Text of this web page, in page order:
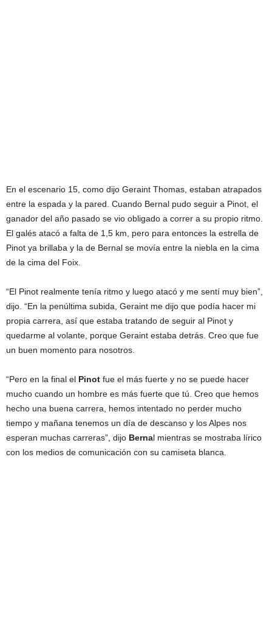
En el escenario 15, como dijo Geraint Thomas, estaban atrapados
entre la espada y la pared. Cuando Bernal pudo seguir a Pinot, el
ganador del año pasado se vio obligado a correr a su propio ritmo.
El galés atacó a falta de 1,5 km, pero para entonces la estrella de
Pinot ya brillaba y la de Bernal se movía entre la niebla en la cima
de la cima del Foix.
“El Pinot realmente tenía ritmo y luego atacó y me sentí muy bien”,
dijo. “En la penúltima subida, Geraint me dijo que podía hacer mi
propia carrera, así que estaba tratando de seguir al Pinot y
quedarme al volante, porque Geraint estaba detrás. Creo que fue
un buen momento para nosotros.
“Pero en la final el Pinot fue el más fuerte y no se puede hacer
mucho cuando un hombre es más fuerte que tú. Creo que hemos
hecho una buena carrera, hemos intentado no perder mucho
tiempo y mañana tenemos un día de descanso y los Alpes nos
esperan muchas carreras”, dijo Bernal mientras se mostraba lírico
con los medios de comunicación con su camiseta blanca.